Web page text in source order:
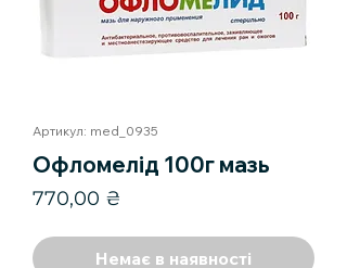
Артикул: med_0935
Офломелід 100г мазь
770,00 ₴
Немає в наявності